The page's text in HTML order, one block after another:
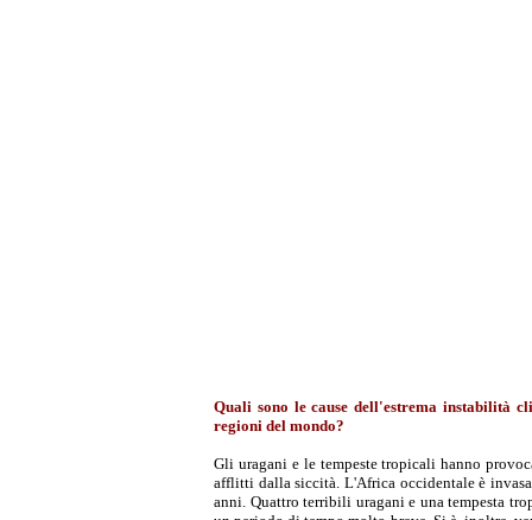
Quali sono le cause dell'estrema instabilità
regioni del mondo?
Gli uragani e le tempeste tropicali hanno
afflitti dalla siccità. L'Africa occidentale è
anni. Quattro terribili uragani e una tempesta